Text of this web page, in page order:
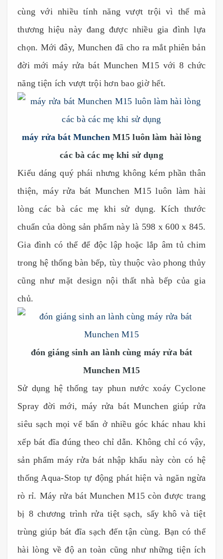
cùng với nhiều tính năng vượt trội vì thế mà
thương hiệu này đang được nhiều gia đình lựa
chọn. Mới đây, Munchen đã cho ra mắt phiên bản
đời mới máy rửa bát Munchen M15 với 8 chức
năng tiện ích vượt trội hơn bao giờ hết.
máy rửa bát Munchen M15 luôn làm hài lòng
các bà các mẹ khi sử dụng
Kiểu dáng quý phái nhưng không kém phần thân
thiện, máy rửa bát Munchen M15 luôn làm hài
lòng các bà các mẹ khi sử dụng. Kích thước
chuẩn của dòng sản phẩm này là 598 x 600 x 845.
Gia đình có thể để độc lập hoặc lắp âm tủ chim
trong hệ thống bàn bếp, tùy thuộc vào phong thủy
cũng như mặt design nội thất nhà bếp của gia
chủ.
đón giáng sinh an lành cùng máy rửa bát
Munchen M15
Sử dụng hệ thống tay phun nước xoáy Cyclone
Spray đời mới, máy rửa bát Munchen giúp rửa
siêu sạch mọi vế bẩn ở nhiều góc khác nhau khi
xếp bát đĩa đúng theo chỉ dẫn. Không chỉ có vậy,
sản phẩm máy rửa bát nhập khẩu này còn có hệ
thống Aqua-Stop tự động phát hiện và ngăn ngừa
rò rỉ. Máy rửa bát Munchen M15 còn được trang
bị 8 chương trình rửa tiệt sạch, sấy khô và tiệt
trùng giúp bát đĩa sạch đến tận cùng. Bạn có thể
hài lòng về độ an toàn cũng như những tiện ích